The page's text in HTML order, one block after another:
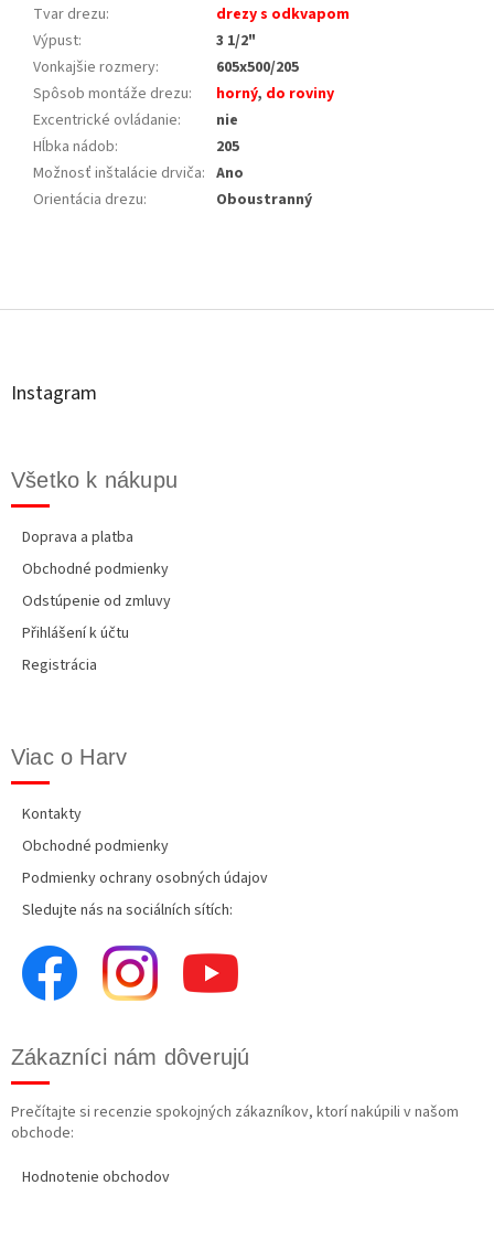
Tvar drezu:
drezy s odkvapom
Výpust:
3 1/2"
Vonkajšie rozmery:
605x500/205
Spôsob montáže drezu: horný, do roviny
Excentrické ovládanie:
nie
Hĺbka nádob:
205
Možnosť inštalácie drviča: Ano
Orientácia drezu: Oboustranný
á
Instagram
Všetko k nákupu
Doprava a platba
Obchodné podmienky
Odstúpenie od zmluvy
Přihlášení k účtu
Registrácia
Viac o Harv
Kontakty
Obchodné podmienky
Podmienky ochrany osobných údajov
Sledujte nás na sociálních sítích:
Zákazníci nám dôverujú
Prečítajte si recenzie spokojných zákazníkov, ktorí nakúpili v našom
obchode:
Hodnotenie obchodov